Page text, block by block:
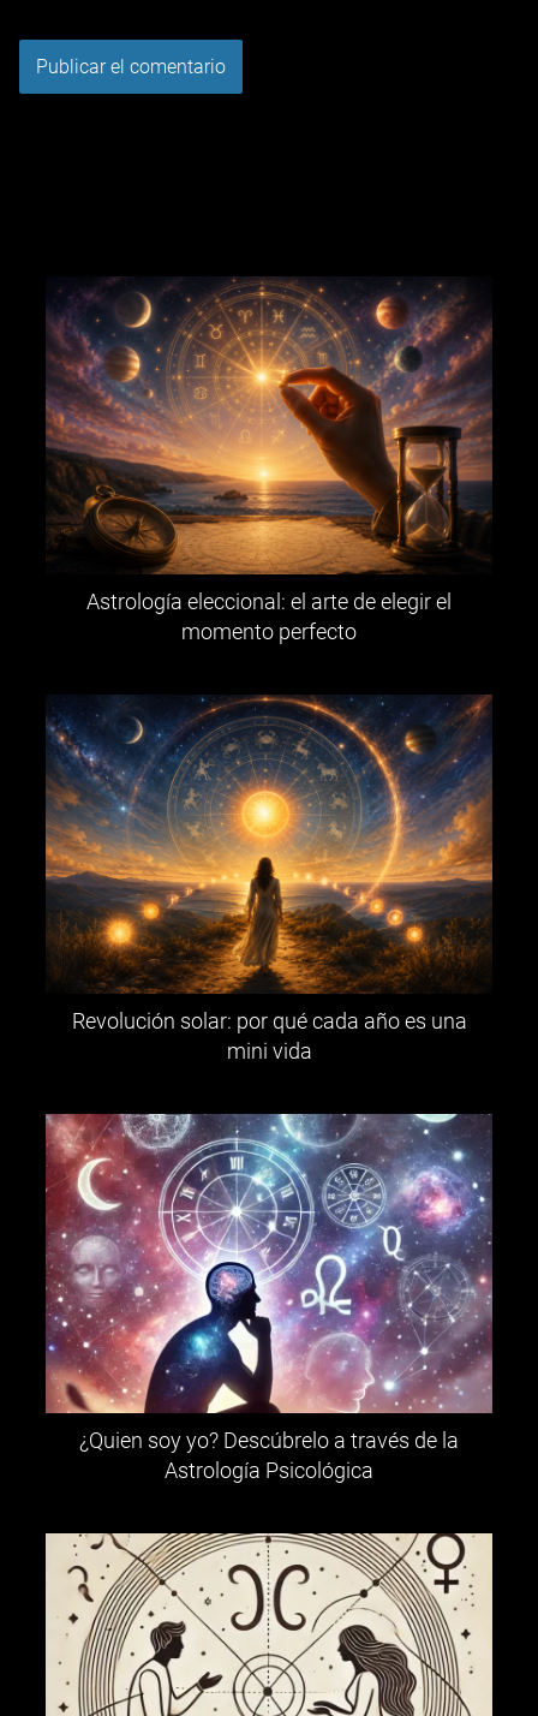
Astrología eleccional: el arte de elegir el
momento perfecto
Revolución solar: por qué cada año es una
mini vida
¿Quien soy yo? Descúbrelo a través de la
Astrología Psicológica